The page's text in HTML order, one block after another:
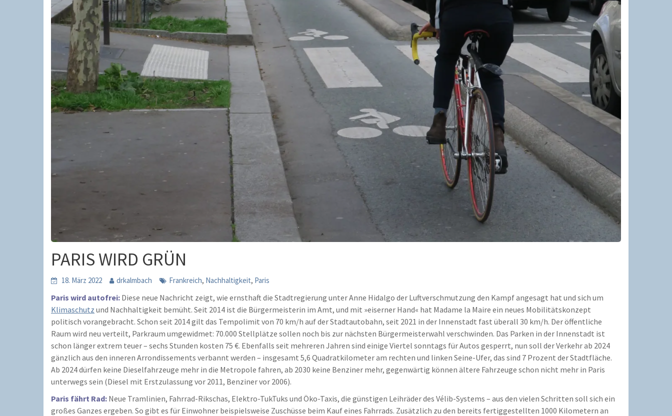
PARIS WIRD GRÜN
18. März 2022 drkalmbach Frankreich, Nachhaltigkeit, Paris
Paris wird autofrei: Diese neue Nachricht zeigt, wie ernsthaft die Stadtregierung unter Anne Hidalgo der Luftverschmutzung den Kampf angesagt hat und sich um
Klimaschutz und Nachhaltigkeit bemüht. Seit 2014 ist die Bürgermeisterin im Amt, und mit »eiserner Hand« hat Madame la Maire ein neues Mobilitätskonzept
politisch vorangebracht. Schon seit 2014 gilt das Tempolimit von 70 km/h auf der Stadtautobahn, seit 2021 in der Innenstadt fast überall 30 km/h. Der öffentliche
Raum wird neu verteilt, Parkraum umgewidmet: 70.000 Stellplätze sollen noch bis zur nächsten Bürgermeisterwahl verschwinden. Das Parken in der Innenstadt ist
schon länger extrem teuer – sechs Stunden kosten 75 €. Ebenfalls seit mehreren Jahren sind einige Viertel sonntags für Autos gesperrt, nun soll der Verkehr ab 2024
gänzlich aus den inneren Arrondissements verbannt werden – insgesamt 5,6 Quadratkilometer am rechten und linken Seine-Ufer, das sind 7 Prozent der Stadtfläche.
Ab 2024 dürfen keine Dieselfahrzeuge mehr in die Metropole fahren, ab 2030 keine Benziner mehr, gegenwärtig können ältere Fahrzeuge schon nicht mehr in Paris
unterwegs sein (Diesel mit Erstzulassung vor 2011, Benziner vor 2006).
Paris fährt Rad: Neue Tramlinien, Fahrrad-Rikschas, Elektro-TukTuks und Öko-Taxis, die günstigen Leihräder des Vélib-Systems – aus den vielen Schritten soll sich ein
großes Ganzes ergeben. So gibt es für Einwohner beispielsweise Zuschüsse beim Kauf eines Fahrrads. Zusätzlich zu den bereits fertiggestellten 1000 Kilometern an